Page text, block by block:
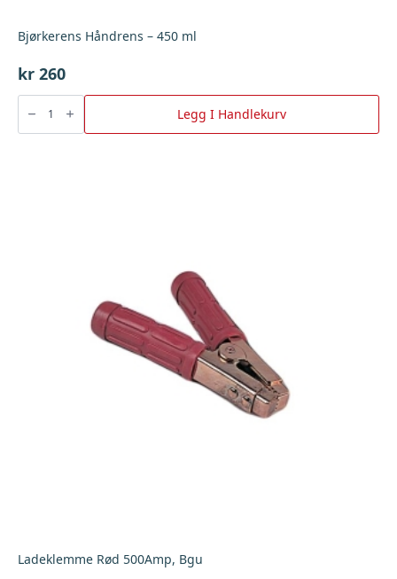
Bjørkerens Håndrens – 450 ml
kr 260
Bjørkerens
Håndrens
450
Legg I Handlekurv
Ladeklemme Rød 500Amp, Bgu